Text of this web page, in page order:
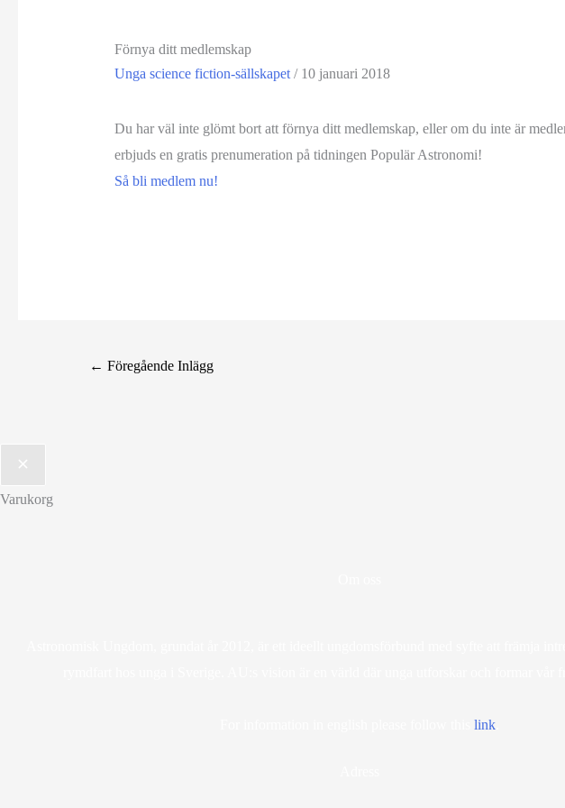
Förnya ditt medlemskap
Unga science fiction-sällskapet/ 10 januari 2018
Du har väl inte glömt bort att förnya ditt medlemskap, eller om du inte är
erbjuds en gratis prenumeration på tidningen Populär Astronomi!
Så bli medlem nu!
← Föregående Inlägg
Varukorg
link.